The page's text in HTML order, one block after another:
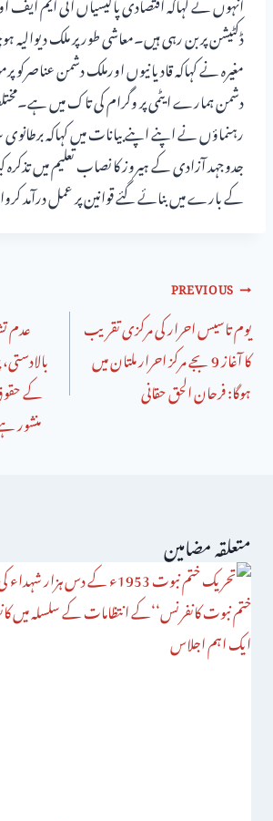
ڈکٹیشن پربن رہی ہیں۔معاشی طور پر ملک دیوالیہ
مغیرہ نے کہاکہ قادیانیوں اورملک دشمن عناصرکو
دشمن ہمارے ایٹمی پر وگرام کی تاک میں
رہنماؤں نے اپنے اپنے بیانات میں کہاکہ
جدوجہد آزادی کے ہیروز کا نصاب تعلیم میں تذکرہ
کے بارے میں بنائے گئے قوانین پر عمل درآمد
PREVIOUS
یوم تاسیس احرار کی مرکزی تقریب
کا آغاز 9 بجے مرکز احرار ملتان میں
ہوگا: فرحان الحق حقانی
عدم
کے
منشور
متعلقہ مضامین